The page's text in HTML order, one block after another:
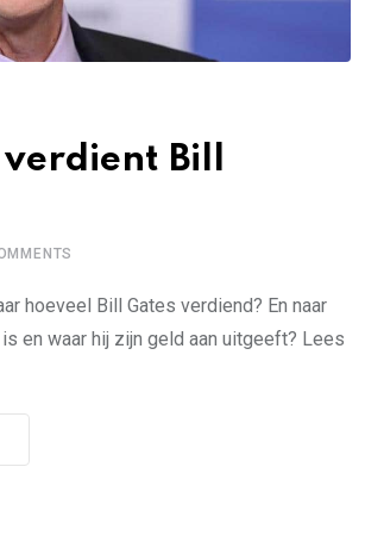
verdient Bill
hoeveel Bill Gates verdiend? En naar
en waar hij zijn geld aan uitgeeft? Lees